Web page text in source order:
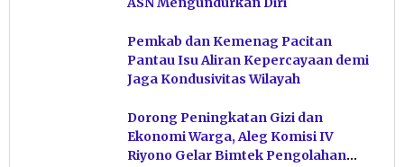
Pemkab dan Kemenag Pacitan
Pantau Isu Aliran Kepercayaan demi
Jaga Kondusivitas Wilayah
Dorong Peningkatan Gizi dan
Ekonomi Warga, Aleg Komisi IV
Riyono Gelar Bimtek Pengolahan